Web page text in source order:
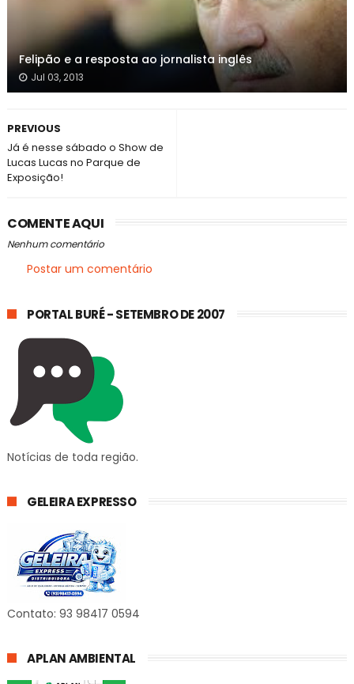
Felipão e a resposta ao jornalista inglês
Jul 03, 2013
PREVIOUS
Já é nesse sábado o Show de
Lucas Lucas no Parque de
Exposição!
COMENTE AQUI
Nenhum comentário
Postar um comentário
PORTAL BURÉ - SETEMBRO DE 2007
Notícias de toda região.
GELEIRA EXPRESSO
Contato: 93 98417 0594
APLAN AMBIENTAL